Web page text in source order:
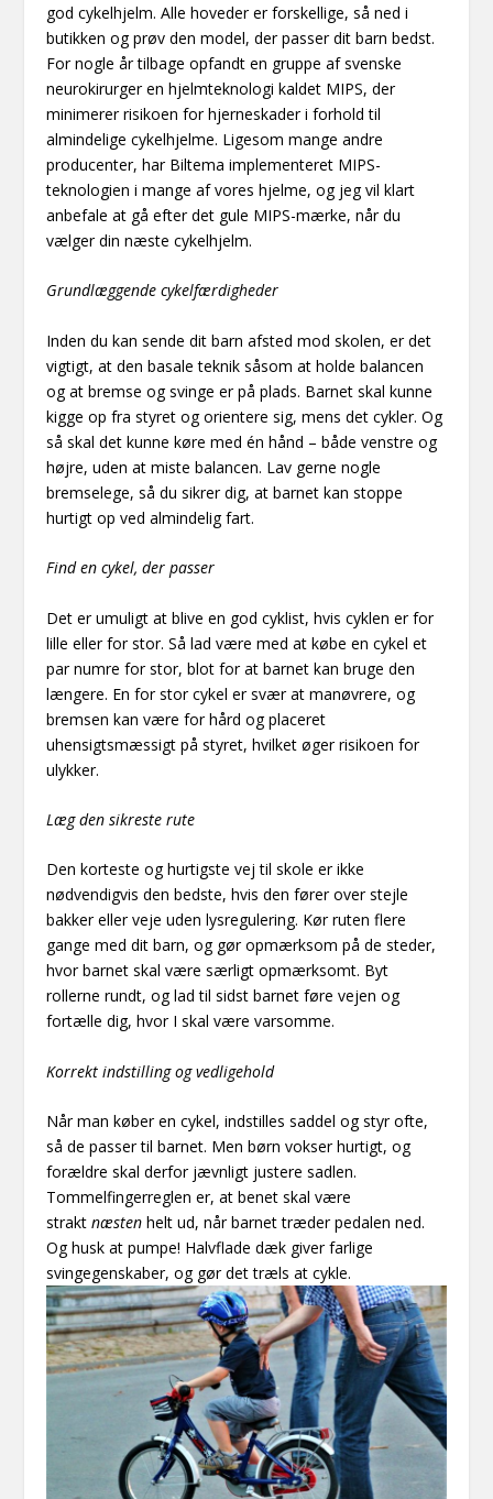
god cykelhjelm. Alle hoveder er forskellige, så ned i
butikken og prøv den model, der passer dit barn bedst.
For nogle år tilbage opfandt en gruppe af svenske
neurokirurger en hjelmteknologi kaldet MIPS, der
minimerer risikoen for hjerneskader i forhold til
almindelige cykelhjelme. Ligesom mange andre
producenter, har Biltema implementeret MIPS-
teknologien i mange af vores hjelme, og jeg vil klart
anbefale at gå efter det gule MIPS-mærke, når du
vælger din næste cykelhjelm.
Grundlæggende cykelfærdigheder
Inden du kan sende dit barn afsted mod skolen, er det
vigtigt, at den basale teknik såsom at holde balancen
og at bremse og svinge er på plads. Barnet skal kunne
kigge op fra styret og orientere sig, mens det cykler. Og
så skal det kunne køre med én hånd – både venstre og
højre, uden at miste balancen. Lav gerne nogle
bremselege, så du sikrer dig, at barnet kan stoppe
hurtigt op ved almindelig fart.
Find en cykel, der passer
Det er umuligt at blive en god cyklist, hvis cyklen er for
lille eller for stor. Så lad være med at købe en cykel et
par numre for stor, blot for at barnet kan bruge den
længere. En for stor cykel er svær at manøvrere, og
bremsen kan være for hård og placeret
uhensigtsmæssigt på styret, hvilket øger risikoen for
ulykker.
Læg den sikreste rute
Den korteste og hurtigste vej til skole er ikke
nødvendigvis den bedste, hvis den fører over stejle
bakker eller veje uden lysregulering. Kør ruten flere
gange med dit barn, og gør opmærksom på de steder,
hvor barnet skal være særligt opmærksomt. Byt
rollerne rundt, og lad til sidst barnet føre vejen og
fortælle dig, hvor I skal være varsomme.
Korrekt indstilling og vedligehold
Når man køber en cykel, indstilles saddel og styr ofte,
så de passer til barnet. Men børn vokser hurtigt, og
forældre skal derfor jævnligt justere sadlen.
Tommelfingerreglen er, at benet skal være
straktnæsten helt ud, når barnet træder pedalen ned.
Og husk at pumpe! Halvflade dæk giver farlige
svingegenskaber, og gør det træls at cykle.